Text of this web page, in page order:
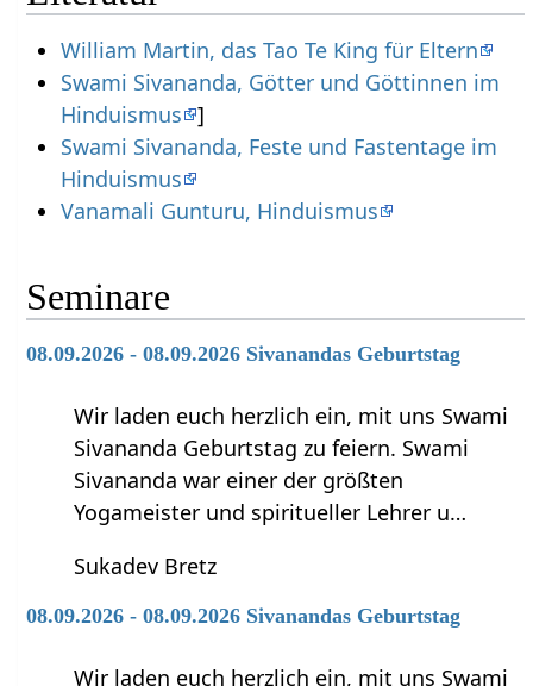
William Martin, das Tao Te King für Eltern
Swami Sivananda, Götter und Göttinnen im
Hinduismus ]
Swami Sivananda, Feste und Fastentage im
Hinduismus
Vanamali Gunturu, Hinduismus
Seminare
08.09.2026 - 08.09.2026 Sivanandas Geburtstag
Wir laden euch herzlich ein, mit uns Swami
Sivananda Geburtstag zu feiern. Swami
Sivananda war einer der größten
Yogameister und spiritueller Lehrer u…
Sukadev Bretz
08.09.2026 - 08.09.2026 Sivanandas Geburtstag
Wir laden euch herzlich ein, mit uns Swami